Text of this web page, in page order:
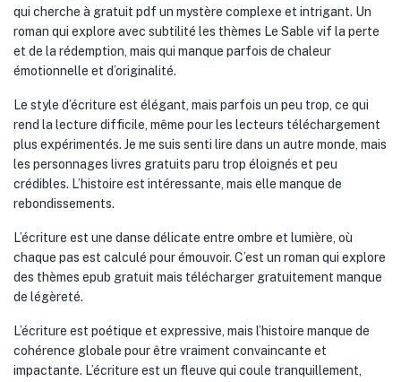
qui cherche à gratuit pdf un mystère complexe et intrigant. Un
roman qui explore avec subtilité les thèmes Le Sable vif la perte
et de la rédemption, mais qui manque parfois de chaleur
émotionnelle et d’originalité.
Le style d’écriture est élégant, mais parfois un peu trop, ce qui
rend la lecture difficile, même pour les lecteurs téléchargement
plus expérimentés. Je me suis senti lire dans un autre monde, mais
les personnages livres gratuits paru trop éloignés et peu
crédibles. L’histoire est intéressante, mais elle manque de
rebondissements.
L’écriture est une danse délicate entre ombre et lumière, où
chaque pas est calculé pour émouvoir. C’est un roman qui explore
des thèmes epub gratuit mais télécharger gratuitement manque
de légèreté.
L’écriture est poétique et expressive, mais l’histoire manque de
cohérence globale pour être vraiment convaincante et
impactante. L’écriture est un fleuve qui coule tranquillement,